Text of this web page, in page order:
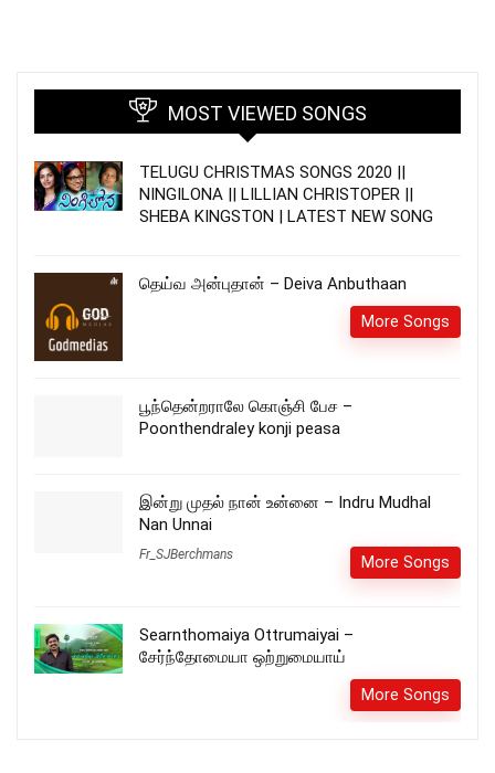
MOST VIEWED SONGS
TELUGU CHRISTMAS SONGS 2020 ||
NINGILONA || LILLIAN CHRISTOPER ||
SHEBA KINGSTON | LATEST NEW SONG
தெய்வ அன்புதான் – Deiva Anbuthaan
More Songs
பூந்தென்றராலே கொஞ்சி பேச –
Poonthendraley konji peasa
இன்று முதல் நான் உன்னை – Indru Mudhal
Nan Unnai
Fr_SJBerchmans More Songs
Searnthomaiya Ottrumaiyai –
சேர்ந்தோமையா ஒற்றுமையாய்
More Songs